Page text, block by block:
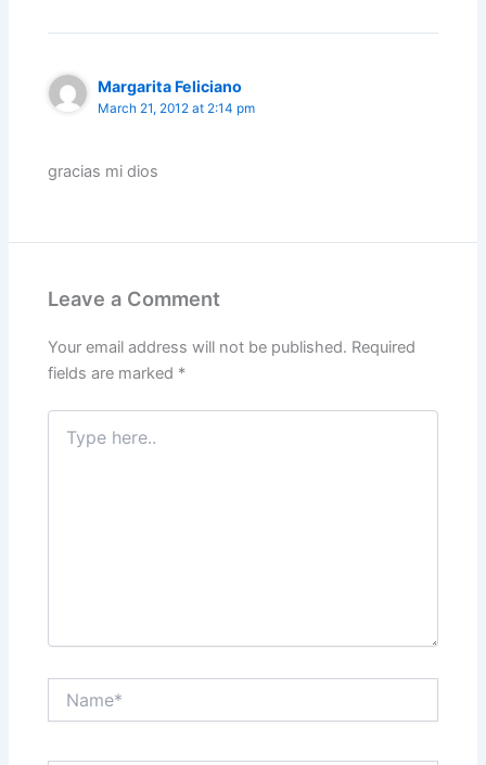
Margarita Feliciano
March 21, 2012 at 2:14 pm
gracias mi dios
Leave a Comment
Your email address will not be published. Required
fields are marked *
Type
here..